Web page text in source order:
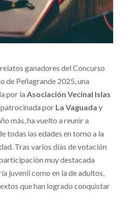
ganadores del Concurso
de Peñagrande 2025, una
por la Asociación Vecinal Islas
por La Vaguada y
más, ha vuelto a reunir a
todas las edades en torno a la
Tras varios días de votación
muy destacada
juvenil como en la de adultos,
que han logrado conquistar